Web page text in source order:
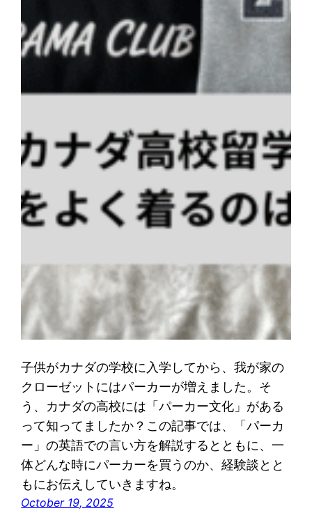
子供がカナダの学校に入学してから、我が家の
クローゼットにはパーカーが増えました。そ
う、カナダの高校には「パーカー文化」がある
って知ってましたか？この記事では、「パーカ
ー」の英語での言い方を解説するとともに、一
体どんな時にパーカーを買うのか、経験談とと
もにお伝えしていきますね。
October 19, 2025